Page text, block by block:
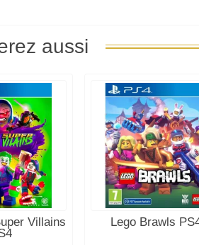
aussi
Villains
Lego Brawls